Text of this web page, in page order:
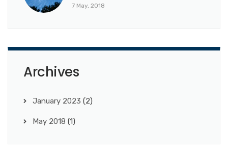
7 May, 2018
Archives
January 2023 (2)
May 2018 (1)